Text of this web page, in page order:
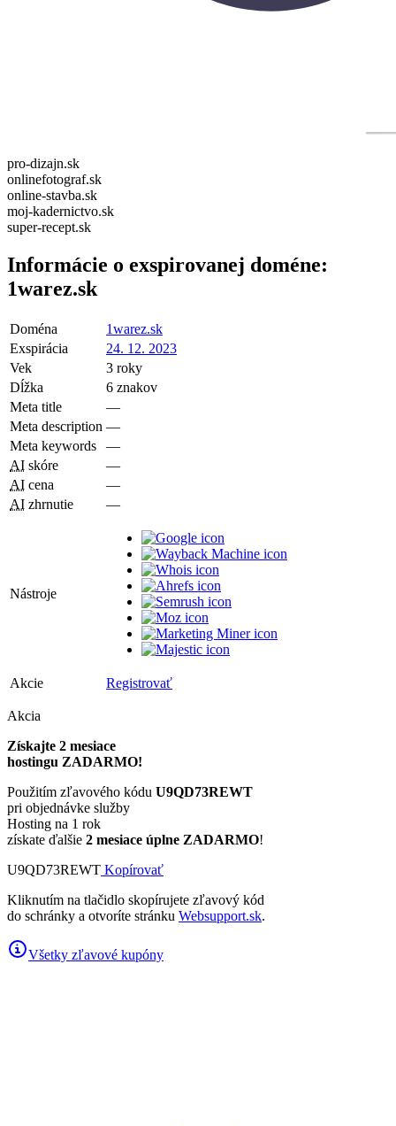
pro-dizajn.sk
onlinefotograf.sk
online-stavba.sk
moj-kadernictvo.sk
super-recept.sk
Informácie o exspirovanej doméne:
1warez.sk
Doména
1warez.sk
Exspirácia
24. 12. 2023
Vek
3 roky
Dĺžka
6 znakov
Meta title
—
Meta description —
Meta keywords
—
AI skóre
—
AI cena
—
AI zhrnutie —
Nástroje
Akcie Registrovať
Akcia
Získajte 2 mesiace
hostingu ZADARMO!
Použitím zľavového kódu U9QD73REWT
pri objednávke služby
Hosting na 1 rok
získate ďalšie 2 mesiace úplne ZADARMO!
U9QD73REWT Kopírovať
Kliknutím na tlačidlo skopírujete zľavový kód
do schránky a otvoríte stránku Websupport.sk.
Všetky zľavové kupóny